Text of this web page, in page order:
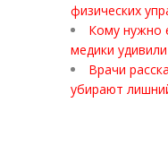
физических
Кому нужно
медики
Врачи
убирают